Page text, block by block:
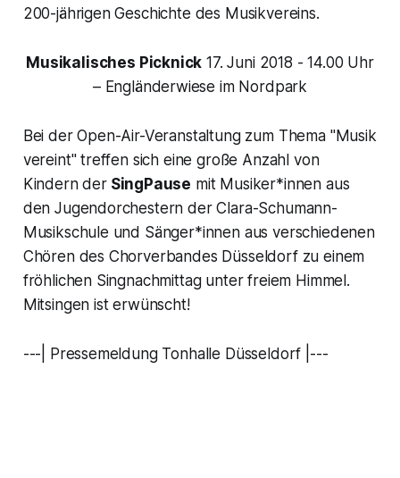
200-jährigen Geschichte des Musikvereins.
Musikalisches Picknick 17. Juni 2018 - 14.00 Uhr
– Engländerwiese im Nordpark
Bei der Open-Air-Veranstaltung zum Thema "Musik
vereint" treffen sich eine große Anzahl von
Kindern derSingPause mit Musiker*innen aus
den Jugendorchestern der Clara-Schumann-
Musikschule und Sänger*innen aus verschiedenen
Chören des Chorverbandes Düsseldorf zu einem
fröhlichen Singnachmittag unter freiem Himmel.
Mitsingen ist erwünscht!
---| Pressemeldung Tonhalle Düsseldorf |---